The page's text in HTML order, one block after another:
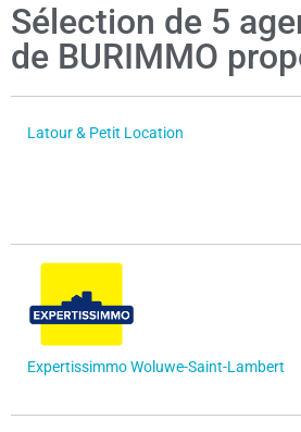
Sélection de 5
de BURIMMO
Latour & Petit Location
Expertissimmo Woluwe-Saint-Lambert